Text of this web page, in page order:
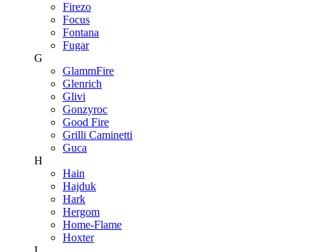
Firezo
Focus
Fontana
Fugar
G
GlammFire
Glenrich
Glivi
Gonzyroc
Good Fire
Grilli Caminetti
Guca
H
Hain
Hajduk
Hark
Hergom
Home-Flame
Hoxter